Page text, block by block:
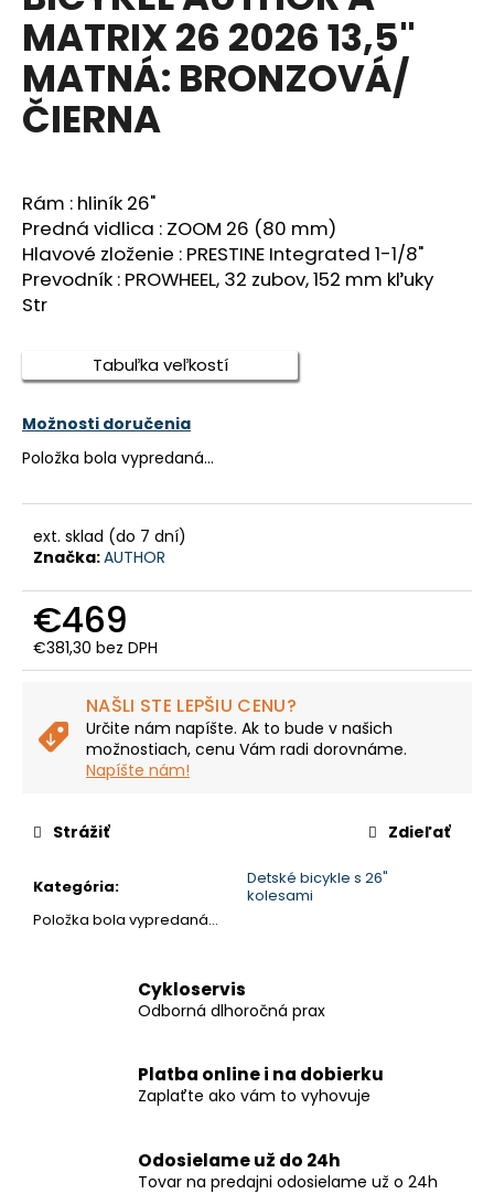
0,0
5
hviezdičiek.
MATRIX 26 2026 13,5"
MATNÁ: BRONZOVÁ/
ČIERNA
Rám : hliník 26"
Predná vidlica : ZOOM 26 (80 mm)
Hlavové zloženie : PRESTINE Integrated 1-1/8"
Prevodník : PROWHEEL, 32 zubov, 152 mm kľuky
Str
Tabuľka veľkostí
Možnosti doručenia
Položka bola vypredaná…
ext. sklad (do 7 dní)
Značka:AUTHOR
€469
€381,30 bez DPH
Jednotková
NAŠLI STE LEPŠIU CENU?
Určite nám napíšte. Ak to bude v našich
možnostiach, cenu Vám radi dorovnáme.
Napíšte nám!
Kategória:
Detské bicykle s 26"
kolesami
Položka bola vypredaná…
Strážiť Zdieľať
Cykloservis
Odborná dlhoročná prax
Platba online i na dobierku
Zaplaťte ako vám to vyhovuje
Odosielame už do 24h
Tovar na predajni odosielame už o 24h
á
j
s
ť
?
HĽADAŤ
d
o
r
ú
č
m
e
CTM
AREON
XPERT
LIMETKOVÁ
PERLEŤ
€3